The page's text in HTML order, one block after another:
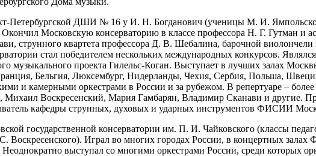
Петербургской ДШИ № 16 у И. Н. Богданович (ученицы М. И.
Московскую консерваторию в классе профессора Н. Г. Гутман и
струнного квартета профессора Д. В. Шебалина, барочной
стал победителем нескольких международных конкурсов.
музыкального проекта Гилельс-Коган. Выступает в лучших залах
Бельгия, Люксембург, Нидерланды, Чехия, Сербия, Польша,
и камерными оркестрами в России и за рубежом. В репертуаре –
Воскресенский, Мария Гамбарян, Владимир Сканави и другие.
кафедры струнных, духовых и ударных инструментов ФИСИИ
государственной консерватории им. П. И. Чайковского (классы
Воскресенского). Играл во многих городах России, в концертных
выступал со многими оркестрами России, среди которых